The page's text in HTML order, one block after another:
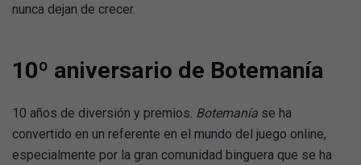
nunca dejan de crecer.
10º aniversario de Botemanía
10 años de diversión y premios. Botemanía se ha
convertido en un referente en el mundo del juego online,
especialmente por la gran comunidad binguera que se ha